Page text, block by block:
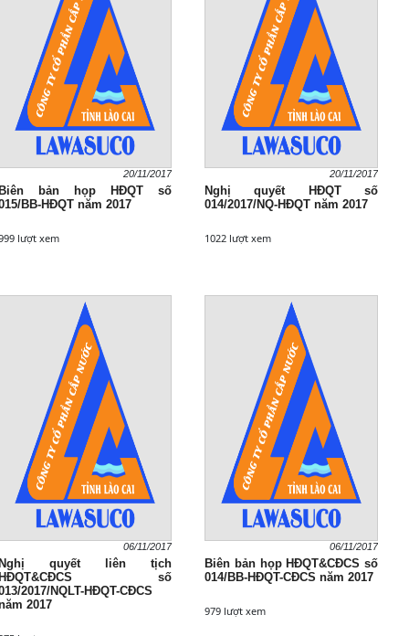
20/11/2017
bản họp HĐQT số
BB-HĐQT năm 2017
lượt xem
20/11/2017
Nghị quyết HĐQT số
014/2017/NQ-HĐQT năm 2017
1022 lượt xem
06/11/2017
quyết liên tịch
số
2017/NQLT-HĐQT-CĐCS
2017
06/11/2017
Biên bản họp HĐQT&CĐCS số
014/BB-HĐQT-CĐCS năm 2017
979 lượt xem